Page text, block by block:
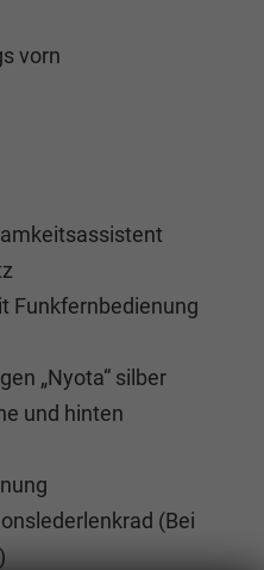
vorn
Funkfernbedienung
„Nyota“ silber
und hinten
(Bei